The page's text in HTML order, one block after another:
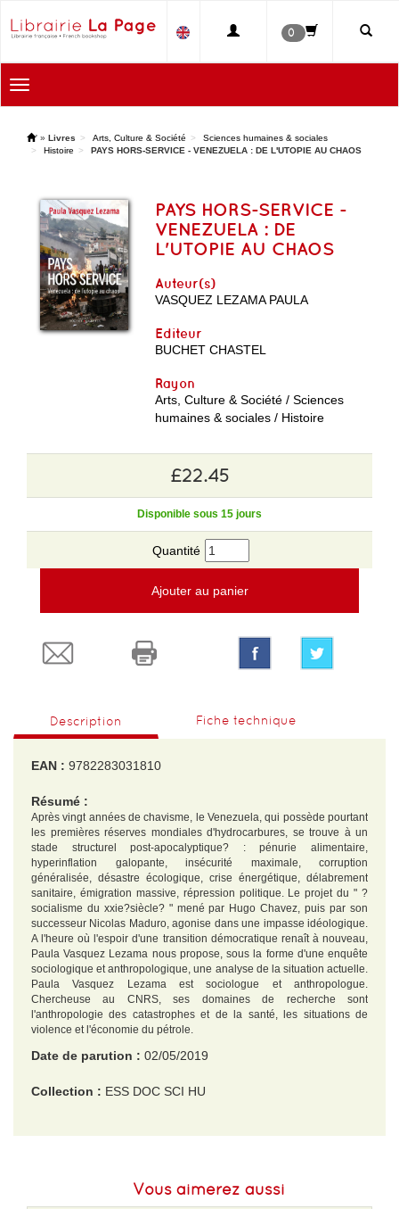
0
Toggle
navigation
' » Livres Arts, Culture & Société
Sciences humaines & sociales
Histoire
PAYS HORS-SERVICE - VENEZUELA : DE L'UTOPIE AU CHAOS
PAYS HORS-SERVICE -
VENEZUELA : DE
L'UTOPIE AU CHAOS
Auteur(s)
VASQUEZ LEZAMA PAULA
Editeur
BUCHET CHASTEL
Rayon
Arts, Culture & Société / Sciences
humaines & sociales / Histoire
£22.45
Disponible sous 15 jours
Quantité
Ajouter au panier
Description Fiche technique
EAN : 9782283031810
Résumé :
Après vingt années de chavisme, le Venezuela, qui possède pourtant
les premières réserves mondiales d'hydrocarbures, se trouve à un
stade structurel post-apocalyptique? : pénurie alimentaire,
hyperinflation galopante, insécurité maximale, corruption
généralisée, désastre écologique, crise énergétique, délabrement
sanitaire, émigration massive, répression politique. Le projet du " ?
socialisme du xxie?siècle? " mené par Hugo Chavez, puis par son
successeur Nicolas Maduro, agonise dans une impasse idéologique.
A l'heure où l'espoir d'une transition démocratique renaît à nouveau,
Paula Vasquez Lezama nous propose, sous la forme d'une enquête
sociologique et anthropologique, une analyse de la situation actuelle.
Paula Vasquez Lezama est sociologue et anthropologue.
Chercheuse au CNRS, ses domaines de recherche sont
l'anthropologie des catastrophes et de la santé, les situations de
violence et l'économie du pétrole.
Date de parution : 02/05/2019
Collection : ESS DOC SCI HU
Vous aimerez aussi